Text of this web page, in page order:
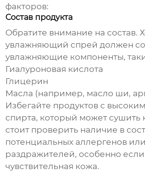
факторов:
Состав продукта
Обратите внимание на состав.
увлажняющий спрей должен
увлажняющие компоненты,
Гиалуроновая кислота
Глицерин
Масла (например, масло ши,
Избегайте продуктов с
спирта, который может сушить
стоит проверить наличие в
потенциальных аллергенов или
раздражителей, особенно если
чувствительная кожа.